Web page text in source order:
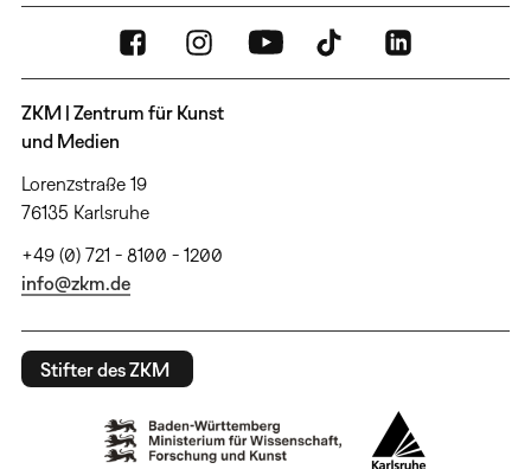
ZKM | Zentrum für Kunst
und Medien
Lorenzstraße 19
76135 Karlsruhe
+49 (0) 721 - 8100 - 1200
info@zkm.de
Stifter des ZKM